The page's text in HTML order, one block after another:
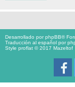
Desarrollado porphpBB®
Traducción al español por
Style proflat © 2017 Mazeltof